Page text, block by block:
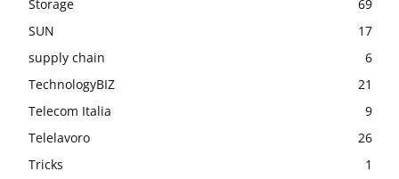
Storage
69
SUN
17
supply chain
6
TechnologyBIZ
21
Telecom Italia
9
Telelavoro
26
Tricks
1